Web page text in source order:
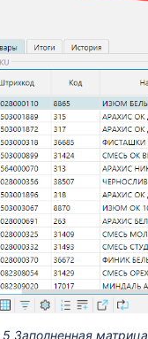
Заполненная матрица